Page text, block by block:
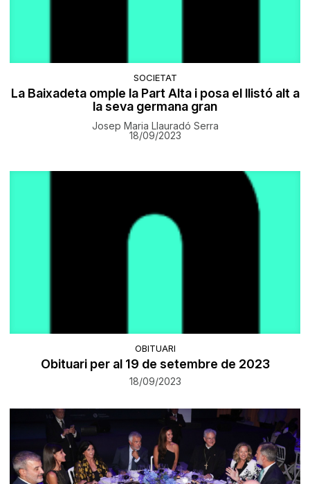
SOCIETAT
La Baixadeta omple la Part Alta i posa el llistó alt a
la seva germana gran
Josep Maria Llauradó Serra
18/09/2023
OBITUARI
Obituari per al 19 de setembre de 2023
18/09/2023